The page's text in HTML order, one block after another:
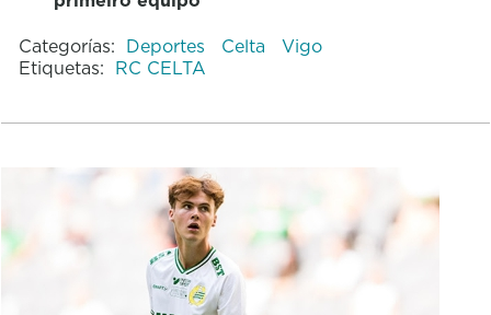
Categorías: Deportes Celta
Vigo
Etiquetas: RC CELTA